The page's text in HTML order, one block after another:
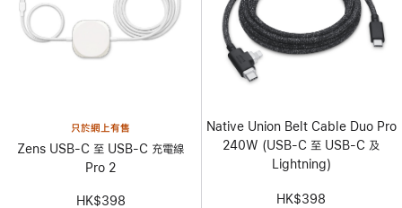
只於網上有售
Zens USB-C 至 USB-C 充電線
Pro 2
HK$398
Native Union Belt Cable Duo Pro
240W (USB-C 至 USB-C 及
Lightning)
HK$398